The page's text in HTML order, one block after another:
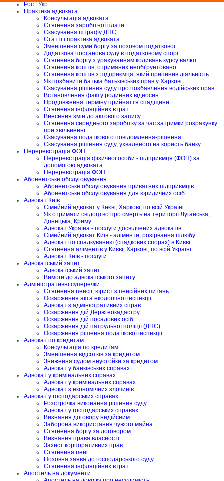
Рос| Укр
Практика адвоката
Консультація адвоката
Стягнення заробітної плати
Скасування штрафу ДПС
Статті і практика адвоката
Зменшення суми боргу за позовом податкової
Додаткова постанова суду в податковому спорі
Стягнення боргу з урахуванням коливань курсу валют
Стягнення коштів, отриманих необґрунтовано
Стягнення коштів з підприємця, який припинив діяльність
Як позбавити батька батьківських прав у Харкові
Скасування рішення суду про позбавлення водійських прав
Встановлення факту родинних відносин
Продовження терміну прийняття спадщини
Стягнення інфляційних втрат
Внесення змін до актового запису
Стягнення середнього заробітку за час затримки розрахунку
при звільненні
Скасування податкового повідомлення-рішення
Скасування рішення суду, ухваленого на користь банку
Перереєстрація ФОП
Перереєстрація фізичної особи - підприємця (ФОП) за
допомогою адвоката
Перереєстрація ФОП
Абонентське обслуговування
Абонентське обслуговування приватних підприємців
Абонентське обслуговування для юридичних осіб
Адвокат Київ
Сімейний адвокат у Києві, Харкові, по всій Україні
Як отримати свідоцтво про смерть на території Луганська,
Донецька, Криму
Адвокат Україна - послуги досвідчених адвокатів
Сімейний адвокат Київ - аліменти, розірвання шлюбу
Адвокат по спадкуванню (спадкових спорах) в Києві
Стягнення аліментів у Києві, Харкові, по всій Україні
Адвокат Київ - послуги
Адвокатський запит
Адвокатський запит
Вимоги до адвокатського запиту
Адміністративні суперечки
Стягнення пенсії, юрист з пенсійних питань
Оскарження акта екологічної інспекції
Адвокат з адміністративних справ
Оскарження дій Держгеокадастру
Оскарження дій посадових осіб
Оскарження дій патрульної поліції (ДПС)
Оскарження рішення податкової інспекції
Адвокат по кредитам
Консультація по кредитам
Зменшення відсотків за кредитом
Зниження судом неустойки за кредитом
Адвокат у банківських справах
Адвокат у кримінальних справах
Адвокат у кримінальних справах
Адвокат з економічних злочинів
Адвокат у господарських справах
Розстрочка виконання рішення суду
Адвокат у господарських справах
Визнання договору недійсним
Заборона використання чужого майна
Стягнення боргу за договором
Визнання права власності
Захист корпоративних прав
Стягнення пені
Позовна заява до господарського суду
Стягнення інфляційних втрат
Апостиль на документи